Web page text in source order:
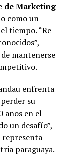
de Marketing
como un
tiempo. “Re
mantenerse
enfrenta
su
años en el
un desafío”,
representa
paraguaya.